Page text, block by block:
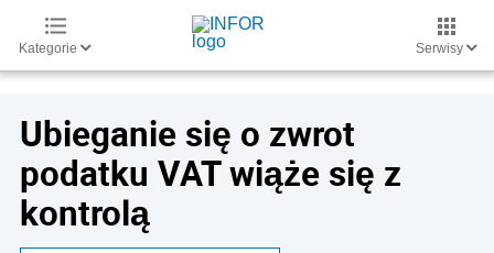
Kategorie Serwisy
Ubieganie się o zwrot
podatku VAT wiąże się z
kontrolą